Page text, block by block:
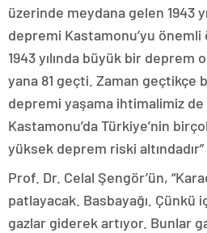
üzerinde meydana gelen 1943
depremi Kastamonu’yu
1943 yılında büyük bir
yana 81 geçti. Zaman geçtikçe
depremi yaşama ihtimalimiz
Kastamonu’da Türkiye’nin
yüksek deprem riski
Prof. Dr. Celal Şengör’ün,
patlayacak. Basbayağı. Çünkü
gazlar giderek artıyor. Bunlar